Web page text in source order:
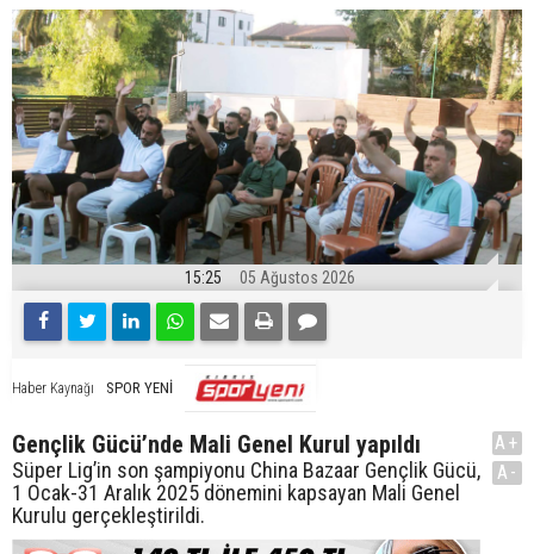
15:25 05 Ağustos 2026
Haber Kaynağı SPOR YENİ
Gençlik Gücü’nde Mali Genel Kurul yapıldı
Süper Lig’in son şampiyonu China Bazaar Gençlik Gücü,
1 Ocak-31 Aralık 2025 dönemini kapsayan Mali Genel
Kurulu gerçekleştirildi.
A+
A-